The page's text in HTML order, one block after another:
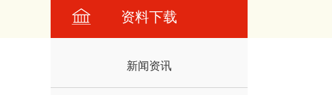
资料下载
新闻资讯